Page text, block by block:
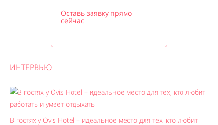
Оставь заявку прямо
сейчас
ИНТЕРВЬЮ
В гостях у Ovis Hotel – идеальное место для тех, кто любит